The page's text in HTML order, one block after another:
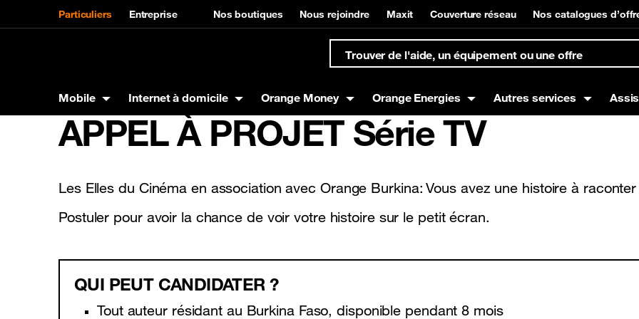
Particuliers Entreprise Nos boutiques Nous rejoindre Maxit Couverture réseau Nos catalogues
Mobile
Mobile
Tablettes
Orange
Offres Data
Internet à domicile
Internet à domicile
Assistance Internet à domicile
Orange Money
Orange Money
Orange Energies
Orange Energies
Autres services
Autres services
Assistance
Codes utiles
APPEL À PROJET Série TV
Les Elles du Cinéma en association avec Orange Burkina: Vous avez une histoire à raconter
Postuler pour avoir la chance de voir votre histoire sur le petit écran.
QUI PEUT CANDIDATER ?
Tout auteur résidant au Burkina Faso, disponible pendant 8 mois